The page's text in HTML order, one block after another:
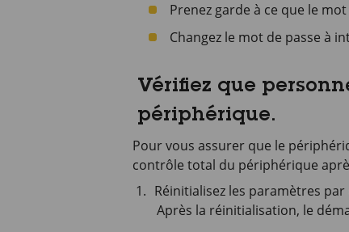
Prenez garde à ce que le
Changez le mot de passe à
Vérifiez que
périphérique.
Pour vous assurer que le
contrôle total du périphérique
Réinitialisez les paramètres par
Après la réinitialisation, le